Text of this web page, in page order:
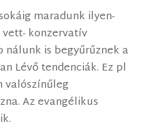
maradunk ilyen-
konzervatív
is begyűrűznek a
Lévő tendenciák. Ez pl
valószínűleg
Az evangélikus